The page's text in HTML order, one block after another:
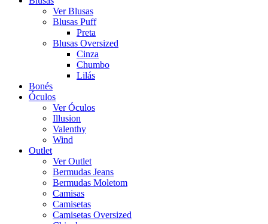
Ver Blusas
Blusas Puff
Preta
Blusas Oversized
Cinza
Chumbo
Lilás
Bonés
Óculos
Ver Óculos
Illusion
Valenthy
Wind
Outlet
Ver Outlet
Bermudas Jeans
Bermudas Moletom
Camisas
Camisetas
Camisetas Oversized